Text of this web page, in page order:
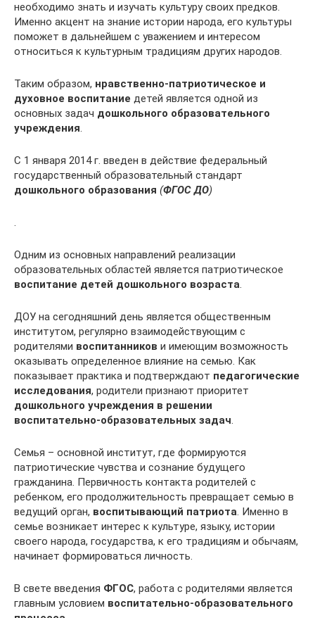
необходимо знать и изучать культуру своих предков.
Именно акцент на знание истории народа, его культуры
поможет в дальнейшем с уважением и интересом
относиться к культурным традициям других народов.
Таким образом, нравственно-патриотическое и
духовное воспитание детей является одной из
основных задач дошкольного образовательного
учреждения.
С 1 января 2014 г. введен в действие федеральный
государственный образовательный стандарт
дошкольного образования (ФГОС ДО)
.
Одним из основных направлений реализации
образовательных областей является патриотическое
воспитание детей дошкольного возраста.
ДОУ на сегодняшний день является общественным
институтом, регулярно взаимодействующим с
родителями воспитанников и имеющим возможность
оказывать определенное влияние на семью. Как
показывает практика и подтверждают педагогические
исследования, родители признают приоритет
дошкольного учреждения в решении
воспитательно-образовательных задач.
Семья – основной институт, где формируются
патриотические чувства и сознание будущего
гражданина. Первичность контакта родителей с
ребенком, его продолжительность превращает семью в
ведущий орган, воспитывающий патриота. Именно в
семье возникает интерес к культуре, языку, истории
своего народа, государства, к его традициям и обычаям,
начинает формироваться личность.
В свете введения ФГОС, работа с родителями является
главным условием воспитательно-образовательного